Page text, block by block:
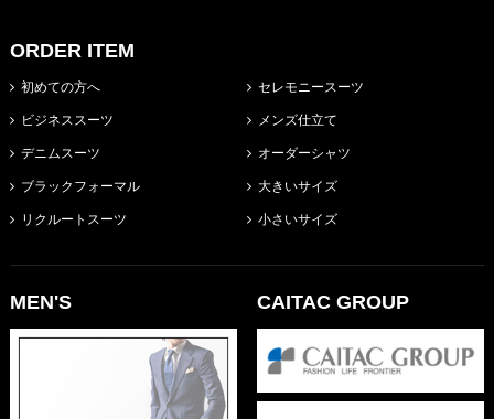
ORDER ITEM
初めての方へ
ビジネススーツ
デニムスーツ
ブラックフォーマル
リクルートスーツ
セレモニースーツ
メンズ仕立て
オーダーシャツ
大きいサイズ
小さいサイズ
MEN'S CAITAC GROUP